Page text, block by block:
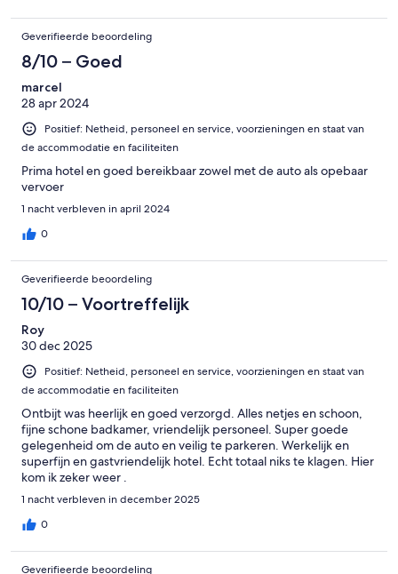
Geverifieerde beoordeling
8/10 – Goed
marcel
28 apr 2024
Positief: Netheid, personeel en service, voorzieningen en staat van
de accommodatie en faciliteiten
Prima hotel en goed bereikbaar zowel met de auto als opebaar
vervoer
1 nacht verbleven in april 2024
0
Geverifieerde beoordeling
10/10 – Voortreffelijk
Roy
30 dec 2025
Positief: Netheid, personeel en service, voorzieningen en staat van
de accommodatie en faciliteiten
Ontbijt was heerlijk en goed verzorgd. Alles netjes en schoon,
fijne schone badkamer, vriendelijk personeel. Super goede
gelegenheid om de auto en veilig te parkeren. Werkelijk en
superfijn en gastvriendelijk hotel. Echt totaal niks te klagen. Hier
kom ik zeker weer .
1 nacht verbleven in december 2025
0
Geverifieerde beoordeling